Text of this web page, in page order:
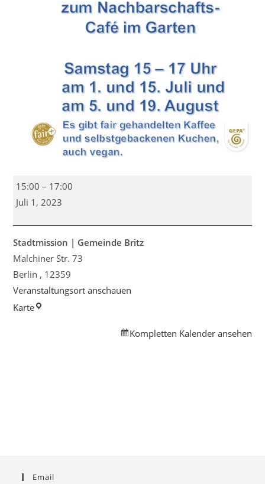
Nachbarschafts
Café
Garten
15:00 – 17:00
Juli 1, 2023
Stadtmission | Gemeinde Britz
Malchiner Str. 73
Berlin , 12359
Veranstaltungsort anschauen
KarteStadtmission
Kompletten Kalender ansehen
Email